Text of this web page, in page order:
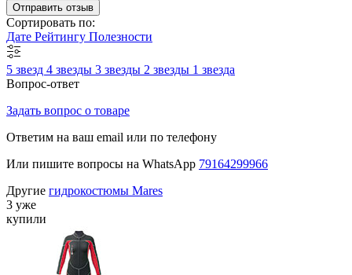
Отправить отзыв
Сортировать по:
Дате Рейтингу Полезности
5 звезд 4 звезды 3 звезды 2 звезды 1 звезда
Вопрос-ответ
Задать вопрос о товаре
Ответим на ваш email или по телефону
Или пишите вопросы на WhatsApp 79164299966
Другие гидрокостюмы Mares
3 уже
купили